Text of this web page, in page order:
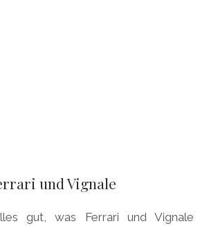
und Vignale
gut, was Ferrari und Vignale